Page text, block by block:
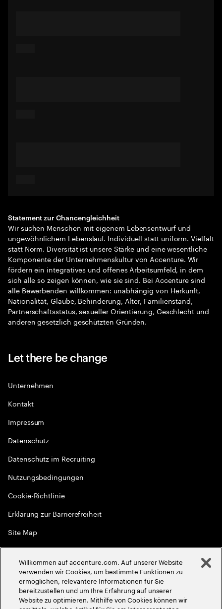
Statement zur Chancengleichheit
Wir suchen Menschen mit eigenem Lebensentwurf und
ungewöhnlichem Lebenslauf. Individuell statt uniform. Vielfalt
statt Norm. Diversität ist unsere Stärke und eine wesentliche
Komponente der Unternehmenskultur von Accenture. Wir
fördern ein integratives und offenes Arbeitsumfeld, in dem
sich alle so zeigen können, wie sie sind. Bei Accenture sind
alle Bewerbenden willkommen: unabhängig von Herkunft,
Nationalität, Glaube, Behinderung, Alter, Familienstand,
Partnerschaftsstatus, sexueller Orientierung, Geschlecht und
anderen gesetzlich geschützten Gründen.
Let there be change
Unternehmen
Kontakt
Impressum
Datenschutz
Datenschutz im Recruiting
Nutzungsbedingungen
Cookie-Richtlinie
Erklärung zur Barrierefreiheit
Site Map
Globale Meritokratie
2026Accenture. Alle Rechte vorbehalten
Willkommen auf accenture.com. Auf unserer Website
verwenden wir Cookies, um bestimmte Funktionen zu
ermöglichen, relevantere Informationen für Sie
bereitzustellen und um Ihre Erfahrung auf unserer
Website zu optimieren. Mithilfe von Cookies können wir